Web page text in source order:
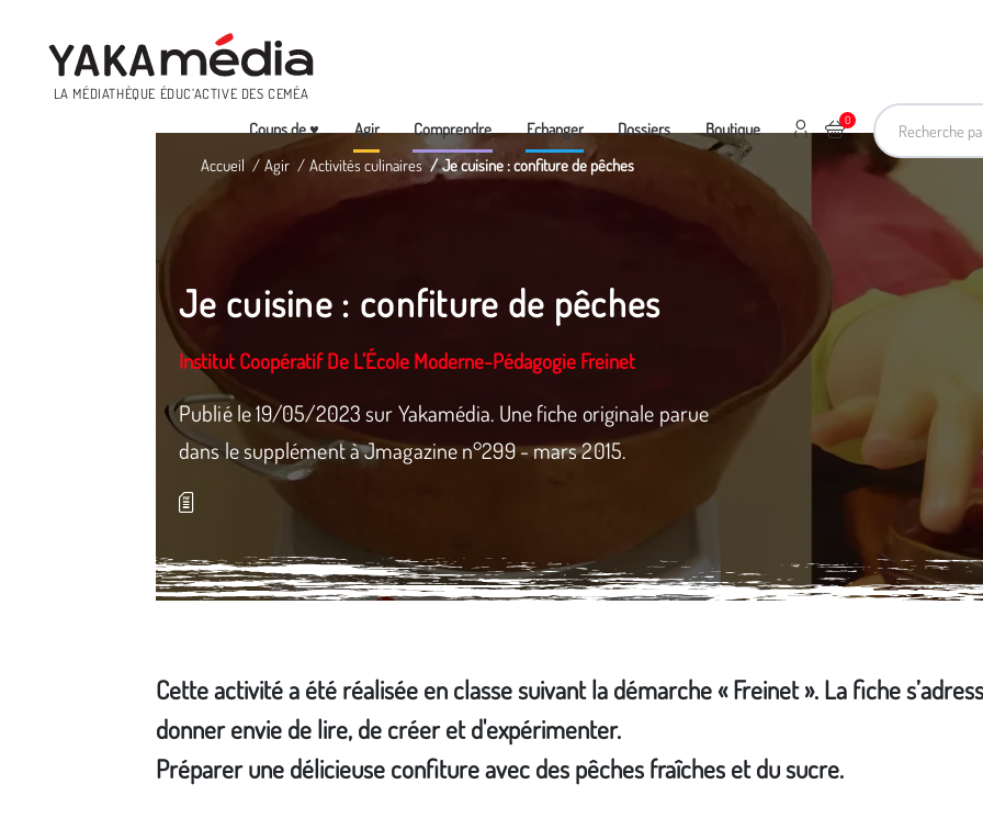
LA MÉDIATHÈQUE ÉDUC’ACTIVE DES CEMÉA
Recherche
Menu
Coups de ♥ Agir Comprendre Echanger Dossiers Boutique 0
Ajouter au panier
Mon compte
Accueil Agir Activités culinaires Je cuisine : confiture de pêches
Je cuisine : confiture de pêches
Institut Coopératif De L’École Moderne-Pédagogie Freinet
Publié le 19/05/2023 sur Yakamédia. Une fiche originale parue
dans le supplément à Jmagazine n°299 - mars 2015.
Cette activité a été réalisée en classe suivant la démarche « Freinet ». La fiche
donner envie de lire, de créer et d'expérimenter.
Préparer une délicieuse confiture avec des pêches fraîches et du sucre.